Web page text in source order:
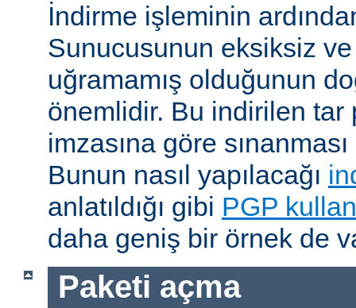
İndirme işleminin
Sunucusunun eksiksiz
uğramamış olduğunun
önemlidir. Bu indirilen tar
imzasına göre
Bunun nasıl yapılacağı
anlatıldığı gibi PGP
daha geniş bir örnek de
Paketi açma